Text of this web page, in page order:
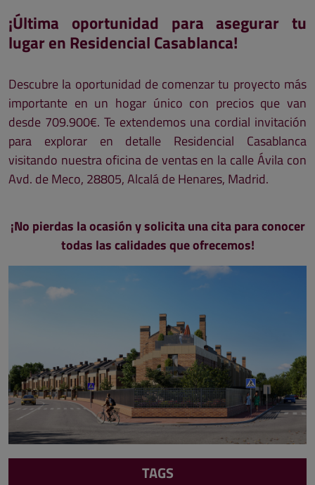
¡Última oportunidad para asegurar tu
lugar en Residencial Casablanca!
Descubre la oportunidad de comenzar tu proyecto más
importante en un hogar único con precios que van
desde 709.900€. Te extendemos una cordial invitación
para explorar en detalle Residencial Casablanca
visitando nuestra oficina de ventas en la calle Ávila con
Avd. de Meco, 28805, Alcalá de Henares, Madrid.
¡No pierdas la ocasión y solicita una cita para conocer
todas las calidades que ofrecemos!
TAGS